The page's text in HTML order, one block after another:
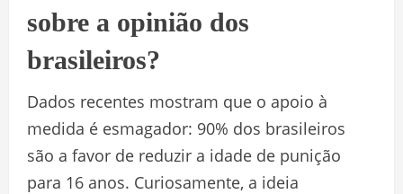
sobre a opinião dos
brasileiros?
Dados recentes mostram que o apoio à
medida é esmagador: 90% dos brasileiros
são a favor de reduzir a idade de punição
para 16 anos. Curiosamente, a ideia